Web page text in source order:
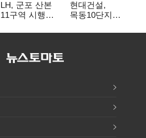
LH, 군포 산본
11구역 시행
공급
현대건설,
목동10단지
출사표